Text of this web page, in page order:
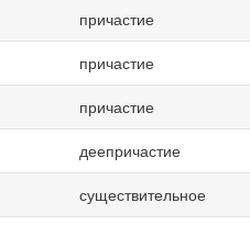
причастие
причастие
причастие
деепричастие
существительное